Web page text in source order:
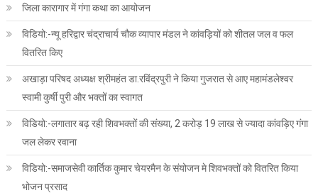
जिला कारागार में गंगा कथा का आयोजन
विडियो:-न्यू हरिद्वार चंद्राचार्य चौक व्यापार मंडल ने कांवड़ियों को शीतल जल व फल
वितरित किए
अखाड़ा परिषद अध्यक्ष श्रीमहंत डा.रविंद्रपुरी ने किया गुजरात से आए महामंडलेश्वर
स्वामी कुर्षी पुरी और भक्तों का स्वागत
विडियो:-लगातार बढ़ रही शिवभक्तों की संख्या, 2 करोड़ 19 लाख से ज्यादा कांवड़िए गंगा
जल लेकर रवाना
विडियो:-समाजसेवी कार्तिक कुमार चेयरमैन के संयोजन मे शिवभक्तों को वितरित किया
भोजन प्रसाद